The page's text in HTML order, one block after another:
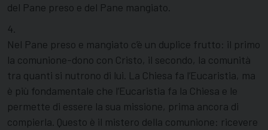
del Pane preso e del Pane mangiato.
4.
Nel Pane preso e mangiato c’è un duplice frutto: il primo
la comunione-dono con Cristo, il secondo, la comunità
tra quanti si nutrono di lui. La Chiesa fa l’Eucaristia, ma
è più fondamentale che l’Eucaristia fa la Chiesa e le
permette di essere la sua missione, prima ancora di
compierla. Questo è il mistero della comunione: ricevere